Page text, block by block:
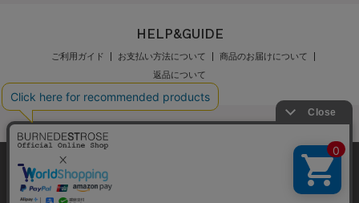
HELP&GUIDE
ご利用ガイド お支払い方法について
商品のお届けについて
返品について
メンバーズポイントプログラム規約
特定商取引法に基づく表示
弊社はCookieを利用し、Webの利便性向上に努め
ております。「承諾する」をクリックしていただ
くと、お客様に最適な内容を提供することが可能
承諾する